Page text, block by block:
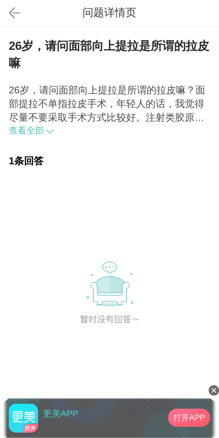
问题详情页
26岁，请问面部向上提拉是所谓的拉皮
嘛
26岁，请问面部向上提拉是所谓的拉皮嘛？面
部提拉不单指拉皮手术，年轻人的话，我觉得
尽量不要采取手术方式比较好。注射类胶原蛋
白就可以起到面部提拉的功效，重在医生的操
查看全部
1条回答
更美APP 打开APP